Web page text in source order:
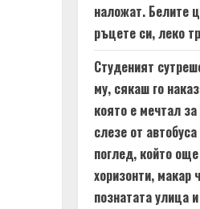
наложат. Белите
ръцете си, леко
Студеният
му, сякаш го
която е мечтал
слезе от
поглед, който
хоризонти, макар
познатата улица